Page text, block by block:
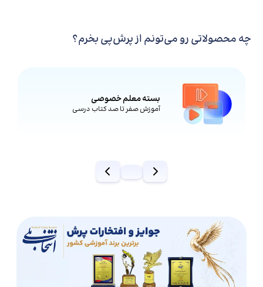
چه محصولاتی رو می‌تونم از پرش‌پی بخرم؟
بسته معلم خصوصی
آموزش صفر تا صد کتاب درسی